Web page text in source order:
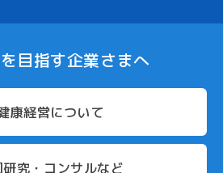
目指す企業さまへ
康経営について
研究・コンサルなど